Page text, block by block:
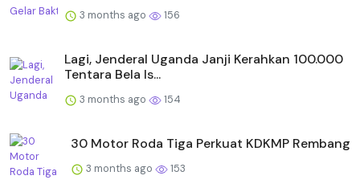
3 months ago 156
Lagi, Jenderal Uganda Janji Kerahkan 100.000
Tentara Bela Is...
3 months ago 154
30 Motor Roda Tiga Perkuat KDKMP Rembang
3 months ago 153